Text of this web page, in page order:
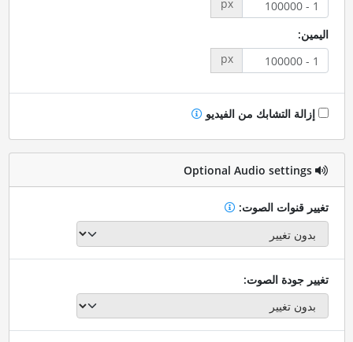
px
اليمين:
px
إزالة التشابك من الفيديو
Optional Audio settings
تغيير قنوات الصوت:
تغيير جودة الصوت: